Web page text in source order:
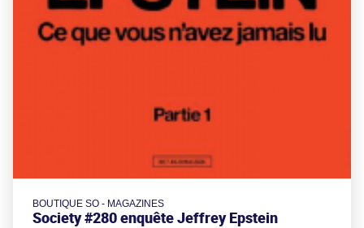
BOUTIQUE SO - MAGAZINES
Society #280 enquête Jeffrey Epstein